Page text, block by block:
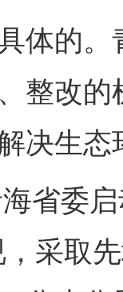
的。
整改
决生
委启
采取